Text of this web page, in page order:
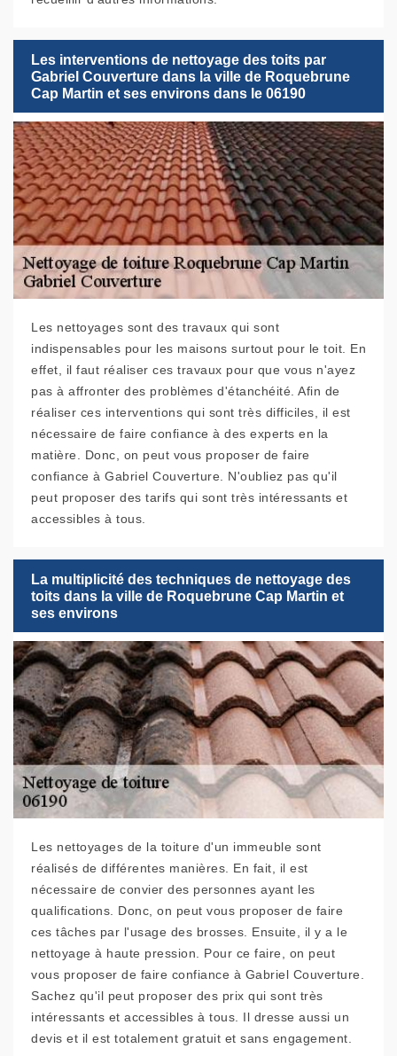
Les interventions de nettoyage des toits par
Gabriel Couverture dans la ville de Roquebrune
Cap Martin et ses environs dans le 06190
Les nettoyages sont des travaux qui sont
indispensables pour les maisons surtout pour le toit. En
effet, il faut réaliser ces travaux pour que vous n'ayez
pas à affronter des problèmes d'étanchéité. Afin de
réaliser ces interventions qui sont très difficiles, il est
nécessaire de faire confiance à des experts en la
matière. Donc, on peut vous proposer de faire
confiance à Gabriel Couverture. N'oubliez pas qu'il
peut proposer des tarifs qui sont très intéressants et
accessibles à tous.
La multiplicité des techniques de nettoyage des
toits dans la ville de Roquebrune Cap Martin et
ses environs
Les nettoyages de la toiture d'un immeuble sont
réalisés de différentes manières. En fait, il est
nécessaire de convier des personnes ayant les
qualifications. Donc, on peut vous proposer de faire
ces tâches par l'usage des brosses. Ensuite, il y a le
nettoyage à haute pression. Pour ce faire, on peut
vous proposer de faire confiance à Gabriel Couverture.
Sachez qu'il peut proposer des prix qui sont très
intéressants et accessibles à tous. Il dresse aussi un
devis et il est totalement gratuit et sans engagement.